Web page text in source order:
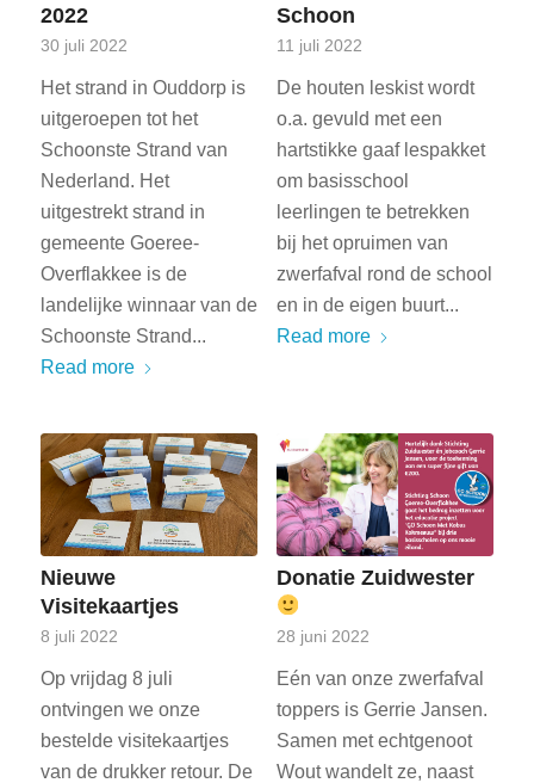
2022
30 juli 2022
Het strand in Ouddorp is
uitgeroepen tot het
Schoonste Strand van
Nederland. Het
uitgestrekt strand in
gemeente Goeree-
Overflakkee is de
landelijke winnaar van de
Schoonste Strand...
Read more
Schoon
11 juli 2022
De houten leskist wordt
o.a. gevuld met een
hartstikke gaaf lespakket
om basisschool
leerlingen te betrekken
bij het opruimen van
zwerfafval rond de school
en in de eigen buurt...
Read more
Nieuwe
Visitekaartjes
8 juli 2022
Op vrijdag 8 juli
ontvingen we onze
bestelde visitekaartjes
van de drukker retour. De
Donatie Zuidwester
28 juni 2022
Eén van onze zwerfafval
toppers is Gerrie Jansen.
Samen met echtgenoot
Wout wandelt ze, naast